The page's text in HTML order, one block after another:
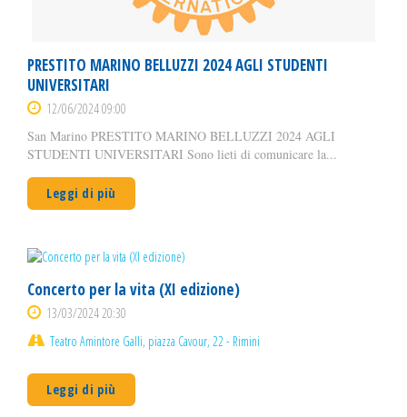
PRESTITO MARINO BELLUZZI 2024 AGLI STUDENTI
UNIVERSITARI
12/06/2024 09:00
San Marino PRESTITO MARINO BELLUZZI 2024 AGLI
STUDENTI UNIVERSITARI Sono lieti di comunicare la...
Leggi di più
Concerto per la vita (XI edizione)
13/03/2024 20:30
Teatro Amintore Galli, piazza Cavour, 22 - Rimini
Leggi di più